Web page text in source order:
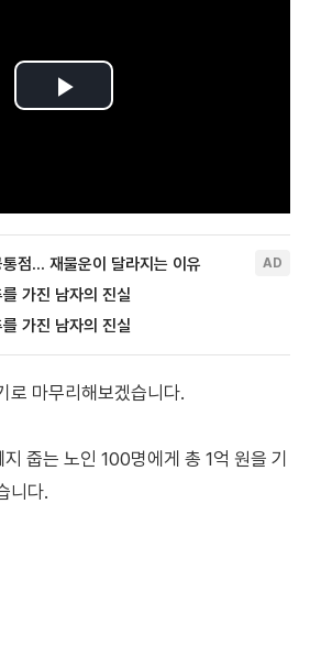
로 마무리해보겠습니다.
줍는 노인 100명에게 총 1억 원을 기
니다.